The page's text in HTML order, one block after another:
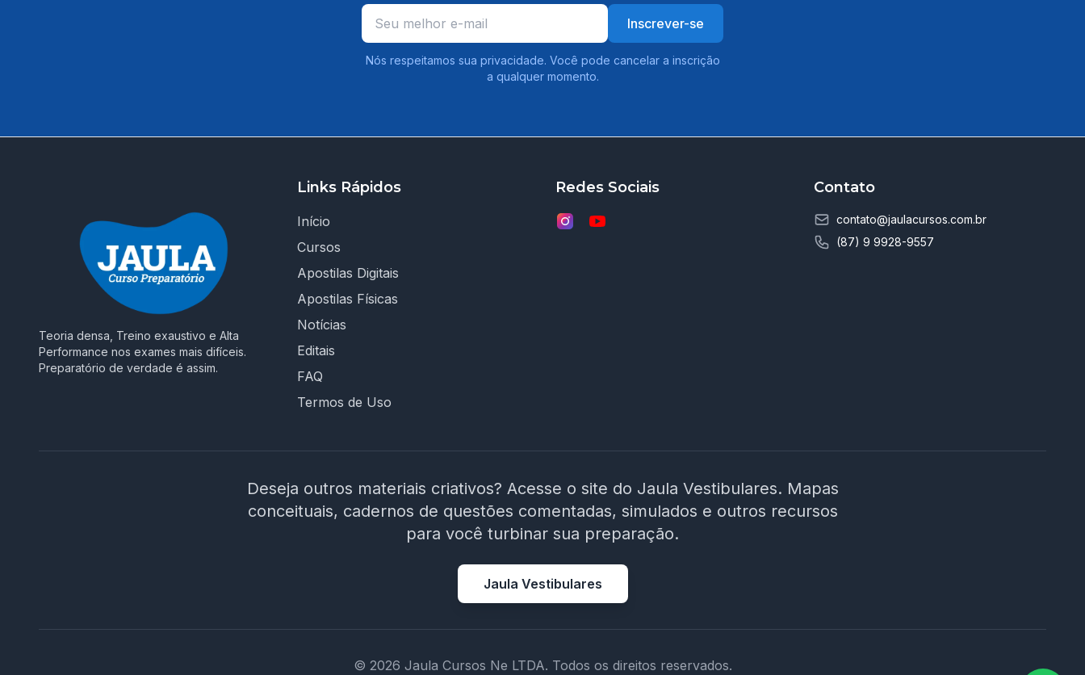
Inscrever-se
Nós respeitamos sua privacidade. Você pode cancelar a inscrição
a qualquer momento.
Teoria densa, Treino exaustivo e Alta
Performance nos exames mais difíceis.
Preparatório de verdade é assim.
Links Rápidos
Início
Cursos
Apostilas Digitais
Apostilas Físicas
Notícias
Editais
FAQ
Termos de Uso
Redes Sociais Contato
contato@jaulacursos.com.br
(87) 9 9928-9557
Deseja outros materiais criativos? Acesse o site do Jaula Vestibulares. Mapas
conceituais, cadernos de questões comentadas, simulados e outros recursos
para você turbinar sua preparação.
Jaula Vestibulares
© 2026 Jaula Cursos Ne LTDA. Todos os direitos reservados.